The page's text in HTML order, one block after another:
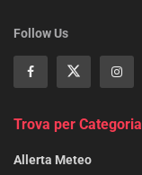
Follow Us
Trova per Categoria
Allerta Meteo